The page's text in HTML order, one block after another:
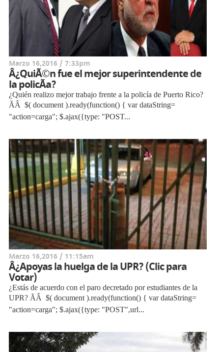
Marzo 16,2016 / 7:33pm
Â¿QuiÃ©n fue el mejor superintendente de
la policÃ­a?
¿Quién realizo mejor trabajo frente a la policía de Puerto Rico?
ÃÂ $( document ).ready(function() { var dataString=
"action=carga"; $.ajax({type: "POST...
Marzo 16,2016 / 11:15am
Â¿Apoyas la huelga de la UPR? (Clic para
Votar)
¿Estás de acuerdo con el paro decretado por estudiantes de la
UPR? ÃÂ $( document ).ready(function() { var dataString=
"action=carga"; $.ajax({type: "POST",url...